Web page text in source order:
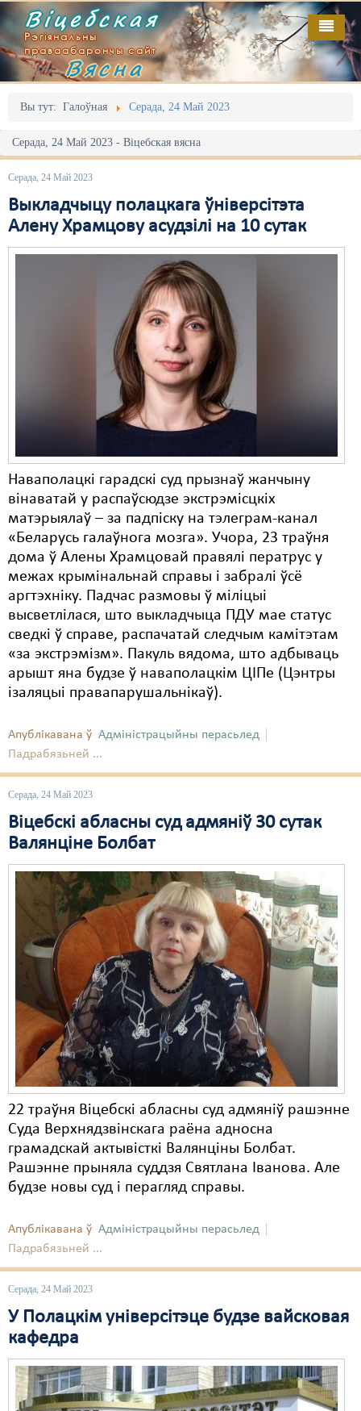
Віцебская
Рэгіянальны
праваабарончы сайт
Вясна
Вы тут: Галоўная Серада, 24 Май 2023
Серада, 24 Май 2023 - Віцебская вясна
Серада, 24 Май 2023
Выкладчыцу полацкага ўніверсітэта
Алену Храмцову асудзілі на 10 сутак
Наваполацкі гарадскі суд прызнаў жанчыну
вінаватай у распаўсюдзе экстрэмісцкіх
матэрыялаў – за падпіску на тэлеграм-канал
«Беларусь галаўнога мозга». Учора, 23 траўня
дома ў Алены Храмцовай правялі ператрус у
межах крымінальнай справы і забралі ўсё
аргтэхніку. Падчас размовы ў міліцыі
высветлілася, што выкладчыца ПДУ мае статус
сведкі ў справе, распачатай следчым камітэтам
«за экстрэмізм». Пакуль вядома, што адбываць
арышт яна будзе ў наваполацкім ЦІПе (Цэнтры
ізаляцыі правапарушальнікаў).
Апублікавана ў Адміністрацыйны перасьлед
Падрабязьней ...
Серада, 24 Май 2023
Віцебскі абласны суд адмяніў 30 сутак
Валянціне Болбат
22 траўня Віцебскі абласны суд адмяніў рашэнне
Суда Верхнядзвінскага раёна адносна
грамадскай актывісткі Валянціны Болбат.
Рашэнне прыняла суддзя Святлана Іванова. Але
будзе новы суд і перагляд справы.
Апублікавана ў Адміністрацыйны перасьлед
Падрабязьней ...
Серада, 24 Май 2023
У Полацкім універсітэце будзе вайсковая
кафедра
Галоўная
Адміністрацыйны перасьлед
Акцыі
Выбары
Грамадзянскія ініцыятывы
ЛПП
Мігранты
Мірныя сходы
Палітвязьні
Праваабаронцы
Правы дзіцяці
Пэнітэнцыярная сыстэма
Распальваньне варожасьці
Свабода слова
Суд
Сьмяротнае пакараньне
Экалёгія
Правы працоўных
Сацыяльныя правы
Выданьні
Відэа
Пра нас
RSS